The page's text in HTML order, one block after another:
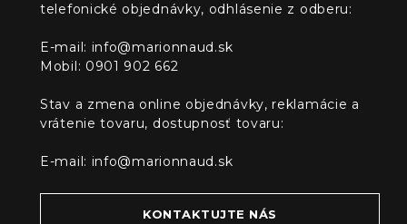
telefonické objednávky, odhlásenie z odberu:
E-mail: info@marionnaud.sk
Mobil: 0901 902 662
Stav a zmena online objednávky, reklamácie a
vrátenie tovaru, dostupnosť tovaru:
E-mail: info@marionnaud.sk
KONTAKTUJTE NÁS